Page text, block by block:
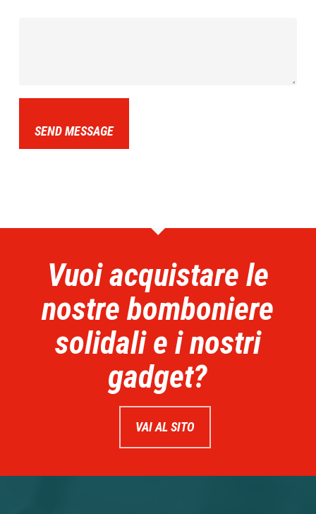
SEND MESSAGE
Vuoi acquistare le
nostre bomboniere
solidali e i nostri
gadget?
VAI AL SITO